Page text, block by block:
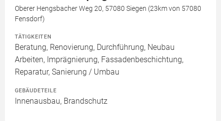
Oberer Hengsbacher Weg 20, 57080 Siegen (23km von 57080
Fensdorf)
TÄTIGKEITEN
Beratung, Renovierung, Durchführung, Neubau
Arbeiten, Imprägnierung, Fassadenbeschichtung,
Reparatur, Sanierung / Umbau
GEBÄUDETEILE
Innenausbau, Brandschutz